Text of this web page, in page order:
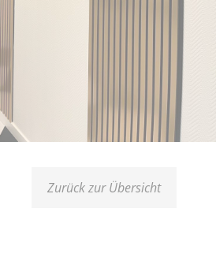
Zurück zur Übersicht